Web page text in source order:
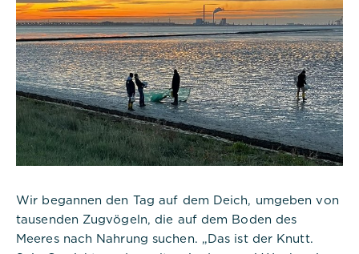
Wir begannen den Tag auf dem Deich, umgeben von
tausenden Zugvögeln, die auf dem Boden des
Meeres nach Nahrung suchen. „Das ist der Knutt.